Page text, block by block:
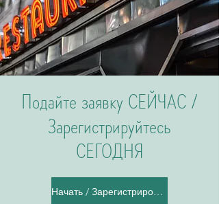
Подайте заявку СЕЙЧАС /
Зарегистрируйтесь
СЕГОДНЯ
Начать / Зарегистрироваться